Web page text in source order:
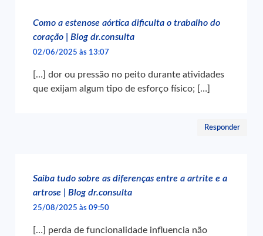
Como a estenose aórtica dificulta o trabalho do
coração | Blog dr.consulta
02/06/2025 às 13:07
[…] dor ou pressão no peito durante atividades
que exijam algum tipo de esforço físico; […]
Responder
Saiba tudo sobre as diferenças entre a artrite e a
artrose | Blog dr.consulta
25/08/2025 às 09:50
[…] perda de funcionalidade influencia não